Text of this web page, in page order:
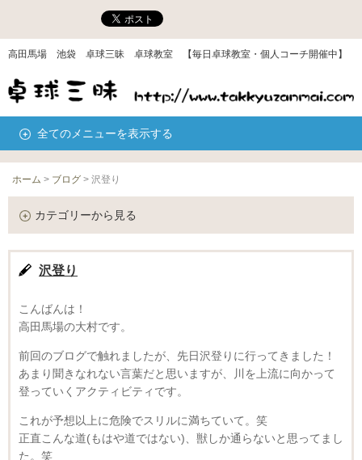
高田馬場 池袋 卓球三昧 卓球教室 【毎日卓球教室・個人コーチ開催中】
全てのメニューを表示する
ホーム > ブログ > 沢登り
カテゴリーから見る
沢登り
こんばんは！
高田馬場の大村です。
前回のブログで触れましたが、先日沢登りに行ってきました！
あまり聞きなれない言葉だと思いますが、川を上流に向かって
登っていくアクティビティです。
これが予想以上に危険でスリルに満ちていて。笑
正直こんな道(もはや道ではない)、獣しか通らないと思ってまし
た。笑